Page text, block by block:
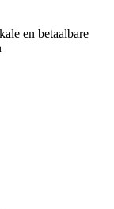
en betaalbare